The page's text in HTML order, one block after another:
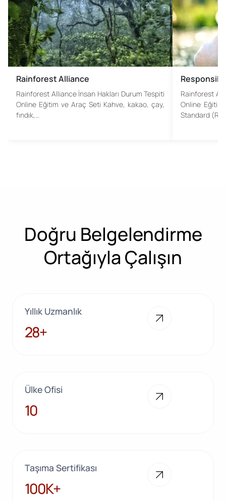
Rainforest Alliance
Rainforest Alliance İnsan Hakları Durum Tespiti
Online Eğitim ve Araç Seti Kahve, kakao, çay,
fındık,…
Rainforest
Online
Standard
Doğru Belgelendirme
Ortağıyla Çalışın
Yıllık Uzmanlık
28+
28+
Ülke Ofisi
10
10
Taşıma Sertifikası
100K+
100K+